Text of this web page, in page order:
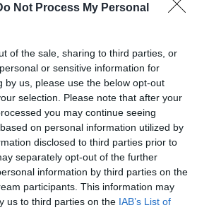
Not Process My Personal
of the sale, sharing to third parties, or
or sensitive information for
by us, please use the below opt-out
selection. Please note that after your
you may continue seeing
on personal information utilized by
disclosed to third parties prior to
separately opt-out of the further
information by third parties on the
participants. This information may
us to third parties on the IAB’s List of